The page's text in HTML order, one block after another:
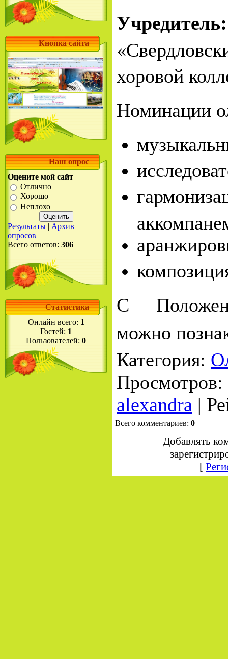
Кнопка сайта
Наш опрос
Оцените мой сайт
Отлично
Хорошо
Неплохо
Результаты | Архив
опросов
Всего ответов: 306
Статистика
Онлайн всего: 1
Гостей: 1
Пользователей: 0
хоровой
Номинации
С
можно
Категория:
Просмотров
alexandra |
Всего комментариев: 0
Добавлять
[